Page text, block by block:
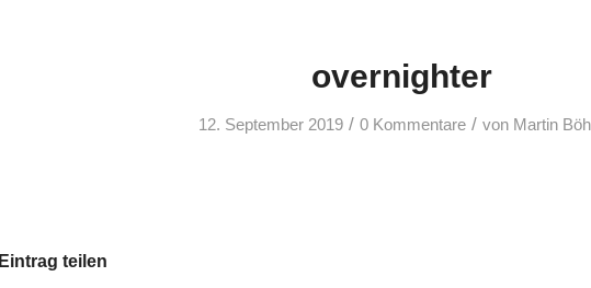
overnighter
12. September 2019 / 0 Kommentare / von Martin
Eintrag teilen